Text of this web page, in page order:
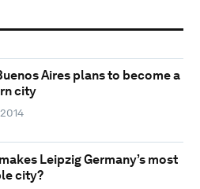
Aires plans to become a
city
Leipzig Germany’s most
city?